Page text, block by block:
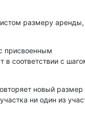
размеру аренды,
присвоенным
в соответствии с
новый размер
ни один из